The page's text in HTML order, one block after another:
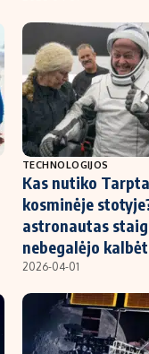
TECHNOLOGIJOS
Kas nutiko
kosminėje
astronautas
nebegalėjo
2026-04-01